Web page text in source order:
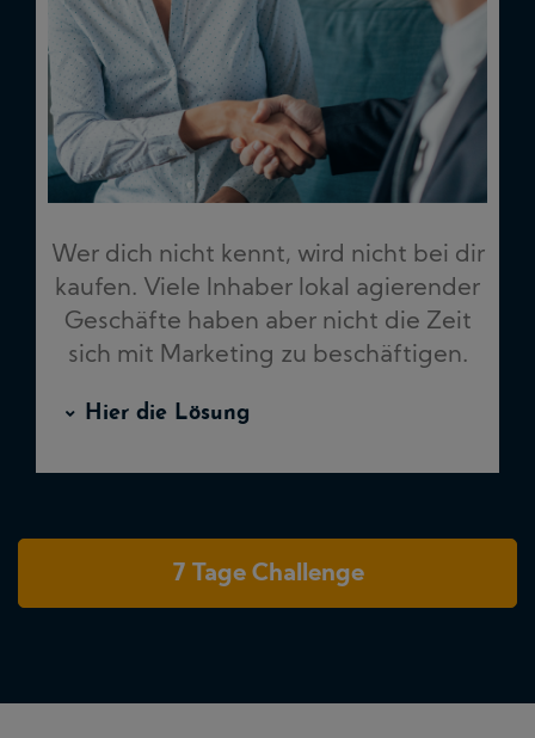
Wer dich nicht kennt, wird nicht bei dir
kaufen. Viele Inhaber lokal agierender
Geschäfte haben aber nicht die Zeit
sich mit Marketing zu beschäftigen.
Hier die Lösung
7 Tage Challenge